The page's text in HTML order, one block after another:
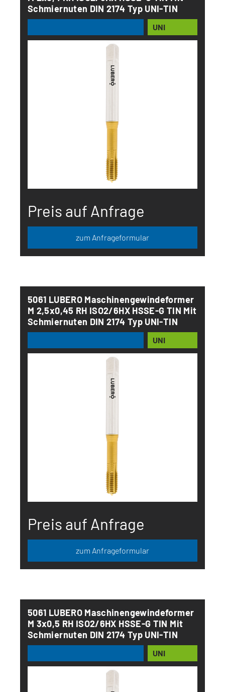
Schmiernuten DIN 2174 Typ UNI-TIN
UNI
Preis auf Anfrage
zum Anfrageformular
5061 LUBERO Maschinengewindeformer
M 2,5x0,45 RH ISO2/6HX HSSE-G TIN Mit
Schmiernuten DIN 2174 Typ UNI-TIN
UNI
Preis auf Anfrage
zum Anfrageformular
5061 LUBERO Maschinengewindeformer
M 3x0,5 RH ISO2/6HX HSSE-G TIN Mit
Schmiernuten DIN 2174 Typ UNI-TIN
UNI